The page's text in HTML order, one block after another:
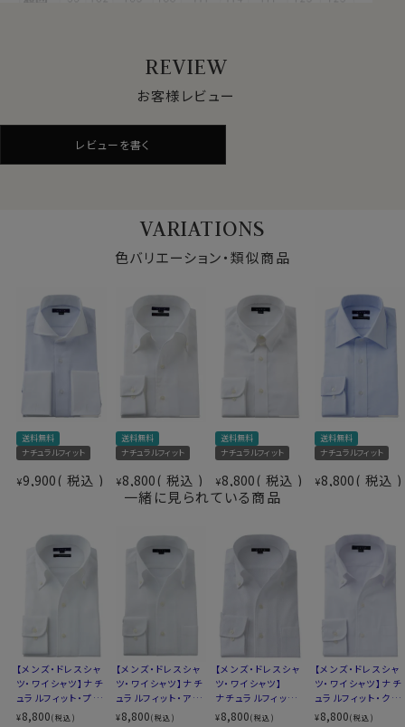
●イージーケア加工付き
洗濯後にしわが残るのは致し方ありません。
しかしながら、この生地には綿特有のソフト感や素材感
で、イージーケアの機能を高めるべく、液体アンモニア処
理をしたうえでイージーケア加工を施しました。
結果、光沢感・ソフト感にあふれ着心地のいい、その上洗
濯後のお手入れが楽といった、相反する事象を併せ持っ
た上質シャツに仕上がりました。
●ポケット無し
ドレッシーで洗練されたスマートシャツスタイル。
欧米ではドレスシャツの標準であるポケットなしにて生
●スキッパータイプのイタリアンカラーシャツ
うに縫い目がなく、1枚の生地でつながって出来ている、
衿がきれいに開くように第2ボタンの位置を少し下げてい
ます。
さらに一番上にボタンのないスキッパータイプにて生産。
衿高をやや高くすることにより、より一層衿のロールが大
仕様表
素材
綿100％（120番手双糸）
プレミアムコットン＝スーピマ綿
イージーケア
衿型
スキッパータイプ
ボタンダウン
キーパー
後身頃
バックダーツ入り
ポケット
柄
織柄無地
カフス
ラウンドカット
アジャスタブル
コンバーチブルカフス
REVIEW
お客様レビュー
レビューを書く
VARIATIONS
色バリエーション・類似商品
送料無料
ナチュラルフィット
¥9,900 税込
送料無料
ナチュラルフィット
¥8,800 税込
送料無料
ナチュラルフィット
¥8,800 税込
送料無料
ナチュラルフィット
¥8,800 税込
一緒に見られている商品
【メンズ・ドレスシャ
ツ・ワイシャツ】ナチ
ュラルフィット・プレ
ミアムコットン120
¥8,800(税込)
【メンズ・ドレスシャ
ツ・ワイシャツ】ナチ
ュラルフィット・アイ
スコットン・プレミア
¥8,800(税込)
【メンズ・ドレスシャ
ツ・ワイシャツ】
ナチュラルフィット・
プレミアムコットン・
¥8,800(税込)
【メンズ・ドレスシャ
ツ・ワイシャツ】ナチ
ュラルフィット・クー
ルマックス・オールシ
¥8,800(税込)